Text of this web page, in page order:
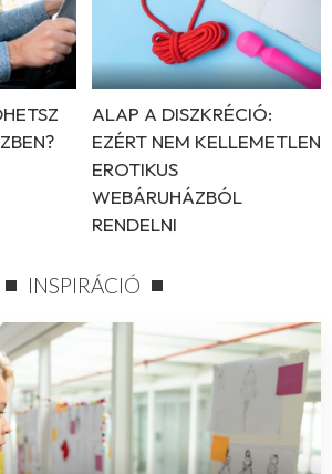
ALAP A DISZKRÉCIÓ:
EZÉRT NEM KELLEMETLEN
EROTIKUS
WEBÁRUHÁZBÓL
RENDELNI
INSPIRÁCIÓ